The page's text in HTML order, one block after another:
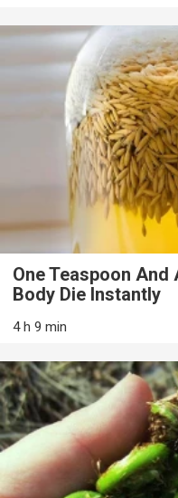
One Teaspoon And
Body Die Instantly
4 h 9 min